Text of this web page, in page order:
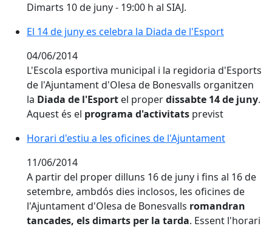
Dimarts 10 de juny - 19:00 h al SIAJ.
El 14 de juny es celebra la Diada de l'Esport
04/06/2014
L'Escola esportiva municipal i la regidoria d'Esports
de l'Ajuntament d'Olesa de Bonesvalls organitzen
la Diada de l'Esport el properdissabte 14 de juny.
Aquest és el programa d'activitats previst
Horari d'estiu a les oficines de l'Ajuntament
11/06/2014
A partir del proper dilluns 16 de juny i fins al 16 de
setembre, ambdós dies inclosos, les oficines de
l'Ajuntament d'Olesa de Bonesvalls romandran
tancades, els dimarts per la tarda. Essent l'horari